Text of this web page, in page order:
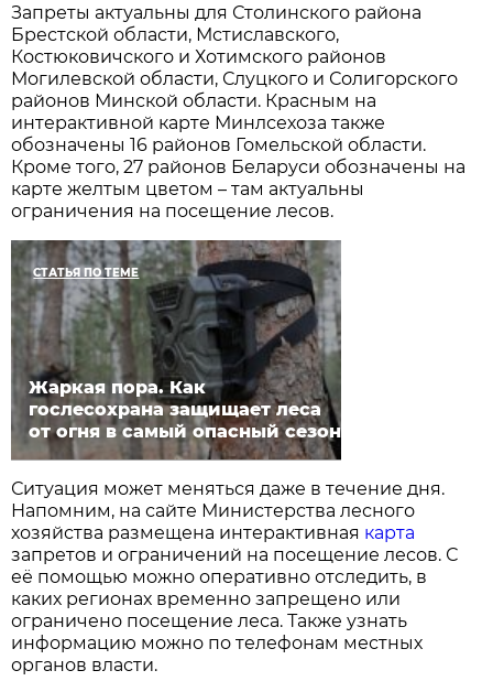
Запреты актуальны для Столинского района
Брестской области, Мстиславского,
Костюковичского и Хотимского районов
Могилевской области, Слуцкого и Солигорского
районов Минской области. Красным на
интерактивной карте Минлсехоза также
обозначены 16 районов Гомельской области.
Кроме того, 27 районов Беларуси обозначены на
карте желтым цветом – там актуальны
ограничения на посещение лесов.
СТАТЬЯ ПО ТЕМЕ
Жаркая пора. Как
гослесохрана защищает леса
от огня в самый опасный сезон
Ситуация может меняться даже в течение дня.
Напомним, на сайте Министерства лесного
хозяйства размещена интерактивная карта
запретов и ограничений на посещение лесов. С
её помощью можно оперативно отследить, в
каких регионах временно запрещено или
ограничено посещение леса. Также узнать
информацию можно по телефонам местных
органов власти.